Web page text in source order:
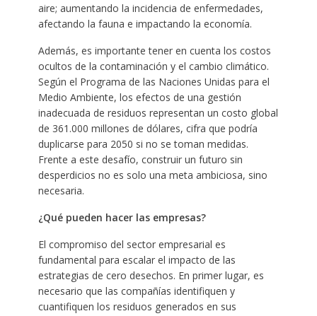
aire; aumentando la incidencia de enfermedades,
afectando la fauna e impactando la economía.
Además, es importante tener en cuenta los costos
ocultos de la contaminación y el cambio climático.
Según el Programa de las Naciones Unidas para el
Medio Ambiente, los efectos de una gestión
inadecuada de residuos representan un costo global
de 361.000 millones de dólares, cifra que podría
duplicarse para 2050 si no se toman medidas.
Frente a este desafío, construir un futuro sin
desperdicios no es solo una meta ambiciosa, sino
necesaria.
¿Qué pueden hacer las empresas?
El compromiso del sector empresarial es
fundamental para escalar el impacto de las
estrategias de cero desechos. En primer lugar, es
necesario que las compañías identifiquen y
cuantifiquen los residuos generados en sus